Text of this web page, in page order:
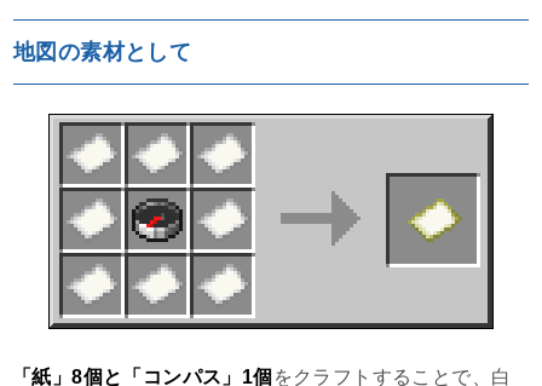
地図の素材として
「紙」8個と「コンパス」1個 をクラフトすることで、白